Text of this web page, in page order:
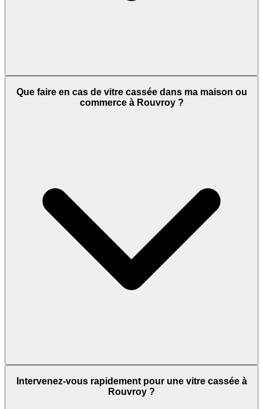
Que faire en cas de vitre cassée dans ma maison ou
commerce à Rouvroy ?
Intervenez-vous rapidement pour une vitre cassée à
Rouvroy ?